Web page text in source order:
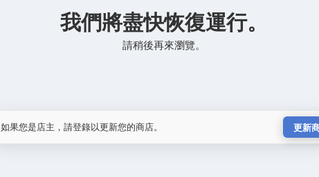
我們將盡快恢復運行。
請稍後再來瀏覽。
如果您是店主，請登錄以更新您的商店。 更新